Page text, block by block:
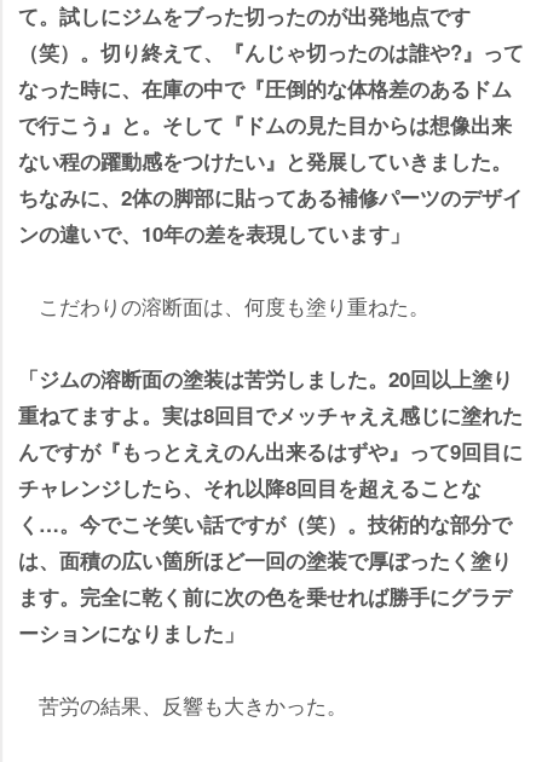
て。試しにジムをブった切ったのが出発地点です
（笑）。切り終えて、『んじゃ切ったのは誰や?』って
なった時に、在庫の中で『圧倒的な体格差のあるドム
で行こう』と。そして『ドムの見た目からは想像出来
ない程の躍動感をつけたい』と発展していきました。
ちなみに、2体の脚部に貼ってある補修パーツのデザイ
ンの違いで、10年の差を表現しています」
こだわりの溶断面は、何度も塗り重ねた。
「ジムの溶断面の塗装は苦労しました。20回以上塗り
重ねてますよ。実は8回目でメッチャええ感じに塗れた
んですが『もっとええのん出来るはずや』って9回目に
チャレンジしたら、それ以降8回目を超えることな
く…。今でこそ笑い話ですが（笑）。技術的な部分で
は、面積の広い箇所ほど一回の塗装で厚ぼったく塗り
ます。完全に乾く前に次の色を乗せれば勝手にグラデ
ーションになりました」
苦労の結果、反響も大きかった。